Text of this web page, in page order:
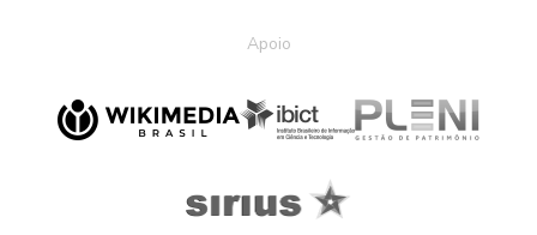
Apoio